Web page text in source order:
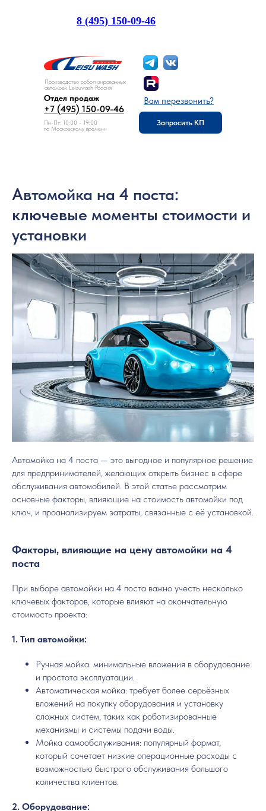
Производство роботизированных
автомоек Leisuwash Россия
+7 (495) 150-09-46
Отдел продаж
Пн-Пт: 10:00 - 19:00
по Московскому времени
Вам перезвонить?
Запросить КП
8 (495) 150-09-46
Автомойка на 4 поста:
ключевые моменты стоимости и
установки
Автомойка на 4 поста — это выгодное и популярное решение
для предпринимателей, желающих открыть бизнес в сфере
обслуживания автомобилей. В этой статье рассмотрим
основные факторы, влияющие на стоимость автомойки под
ключ, и проанализируем затраты, связанные с её установкой.
Факторы, влияющие на цену автомойки на 4
поста
При выборе автомойки на 4 поста важно учесть несколько
ключевых факторов, которые влияют на окончательную
стоимость проекта:
1. Тип автомойки:
Ручная мойка: минимальные вложения в оборудование
и простота эксплуатации.
Автоматическая мойка: требует более серьёзных
вложений на покупку оборудования и установку
сложных систем, таких как роботизированные
механизмы и системы подачи воды.
Мойка самообслуживания: популярный формат,
который сочетает низкие операционные расходы с
возможностью быстрого обслуживания большого
количества клиентов.
2. Оборудование: